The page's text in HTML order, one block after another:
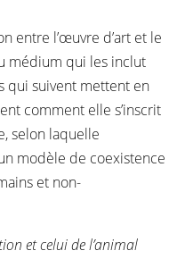
entre l’œuvre d’art et le
médium qui les inclut
qui suivent mettent en
comment elle s’inscrit
selon laquelle
modèle de coexistence
et non-
et celui de l’animal